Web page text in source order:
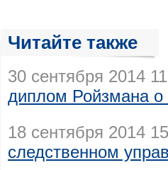
Читайте также
30 сентября 2014
диплом Ройзмана
18 сентября 2014
следственном